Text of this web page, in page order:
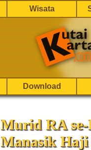
Wisata
Download
Murid RA
Manasik